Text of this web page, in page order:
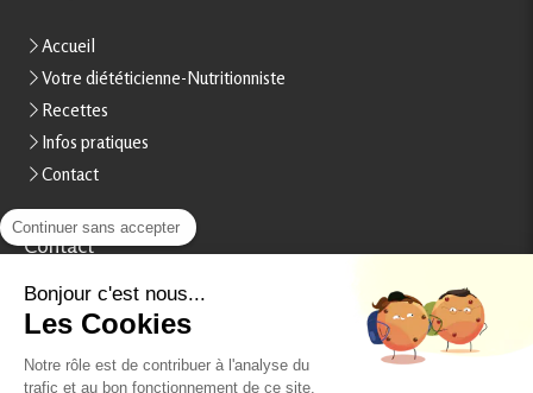
Accueil
Votre diététicienne-Nutritionniste
Recettes
Infos pratiques
Contact
Contact
Stéphanie Rheinart
15, boulevard Béranger
France
Continuer sans accepter
Bonjour c'est nous...
Les Cookies
Notre rôle est de contribuer à l'analyse du
trafic et au bon fonctionnement de ce site.